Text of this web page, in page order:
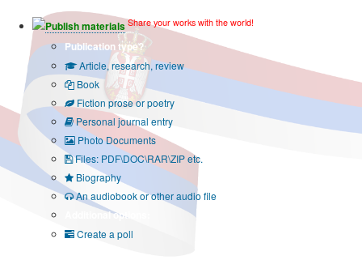
Publish materials Share your works with the world!
Publication type?
Article, research, review
Book
Fiction prose or poetry
Personal journal entry
Photo Documents
Files: PDF\DOC\RAR\ZIP etc.
Biography
An audiobook or other audio file
Additional options:
Create a poll